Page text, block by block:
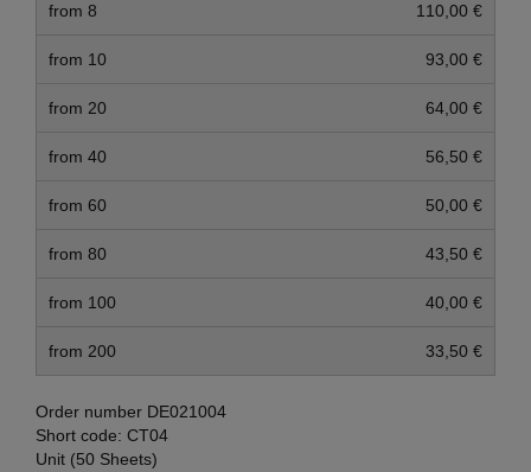
from 8 110,00 €
from 10 93,00 €
from 20 64,00 €
from 40 56,50 €
from 60 50,00 €
from 80 43,50 €
from 100 40,00 €
from 200 33,50 €
Order number DE021004
Short code: CT04
Unit (50 Sheets)